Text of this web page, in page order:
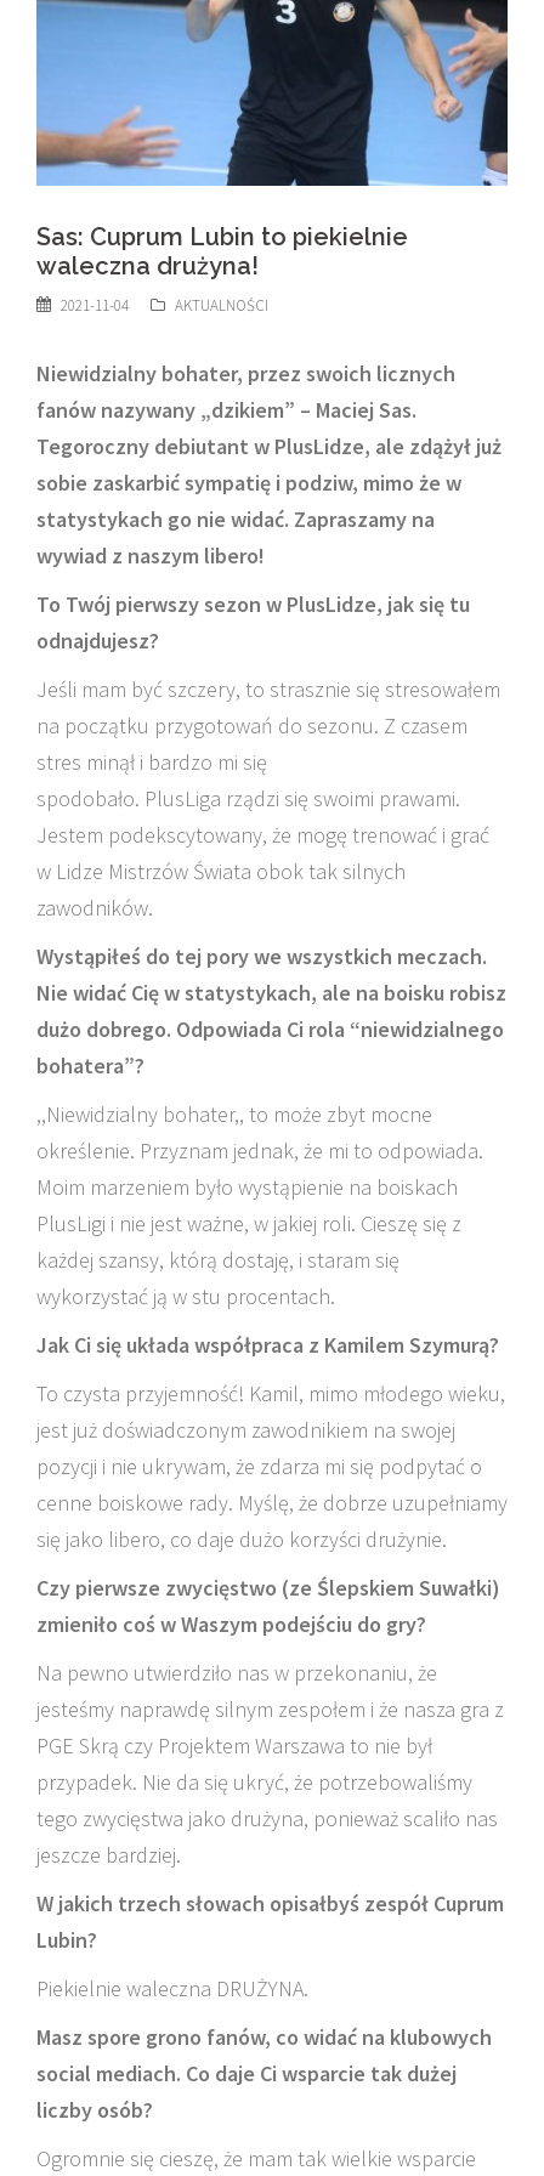
Sas: Cuprum Lubin to piekielnie
waleczna drużyna!
2021-11-04 AKTUALNOŚCI
Niewidzialny bohater, przez swoich licznych
fanów nazywany „dzikiem” – Maciej Sas.
Tegoroczny debiutant w PlusLidze, ale zdążył już
sobie zaskarbić sympatię i podziw, mimo że w
statystykach go nie widać. Zapraszamy na
wywiad z naszym libero!
To Twój pierwszy sezon w PlusLidze, jak się tu
odnajdujesz?
Jeśli mam być szczery, to strasznie się stresowałem
na początku przygotowań do sezonu. Z czasem
stres minął i bardzo mi się
spodobało. PlusLiga rządzi się swoimi prawami.
Jestem podekscytowany, że mogę trenować i grać
w Lidze Mistrzów Świata obok tak silnych
zawodników.
Wystąpiłeś do tej pory we wszystkich meczach.
Nie widać Cię w statystykach, ale na boisku robisz
dużo dobrego. Odpowiada Ci rola “niewidzialnego
bohatera”?
,,Niewidzialny bohater,, to może zbyt mocne
określenie. Przyznam jednak, że mi to odpowiada.
Moim marzeniem było wystąpienie na boiskach
PlusLigi i nie jest ważne, w jakiej roli. Cieszę się z
każdej szansy, którą dostaję, i staram się
wykorzystać ją w stu procentach.
Jak Ci się układa współpraca z Kamilem Szymurą?
To czysta przyjemność! Kamil, mimo młodego wieku,
jest już doświadczonym zawodnikiem na swojej
pozycji i nie ukrywam, że zdarza mi się podpytać o
cenne boiskowe rady. Myślę, że dobrze uzupełniamy
się jako libero, co daje dużo korzyści drużynie.
Czy pierwsze zwycięstwo (ze Ślepskiem Suwałki)
zmieniło coś w Waszym podejściu do gry?
Na pewno utwierdziło nas w przekonaniu, że
jesteśmy naprawdę silnym zespołem i że nasza gra z
PGE Skrą czy Projektem Warszawa to nie był
przypadek. Nie da się ukryć, że potrzebowaliśmy
tego zwycięstwa jako drużyna, ponieważ scaliło nas
jeszcze bardziej.
W jakich trzech słowach opisałbyś zespół Cuprum
Lubin?
Piekielnie waleczna DRUŻYNA.
Masz spore grono fanów, co widać na klubowych
social mediach. Co daje Ci wsparcie tak dużej
liczby osób?
Ogromnie się cieszę, że mam tak wielkie wsparcie